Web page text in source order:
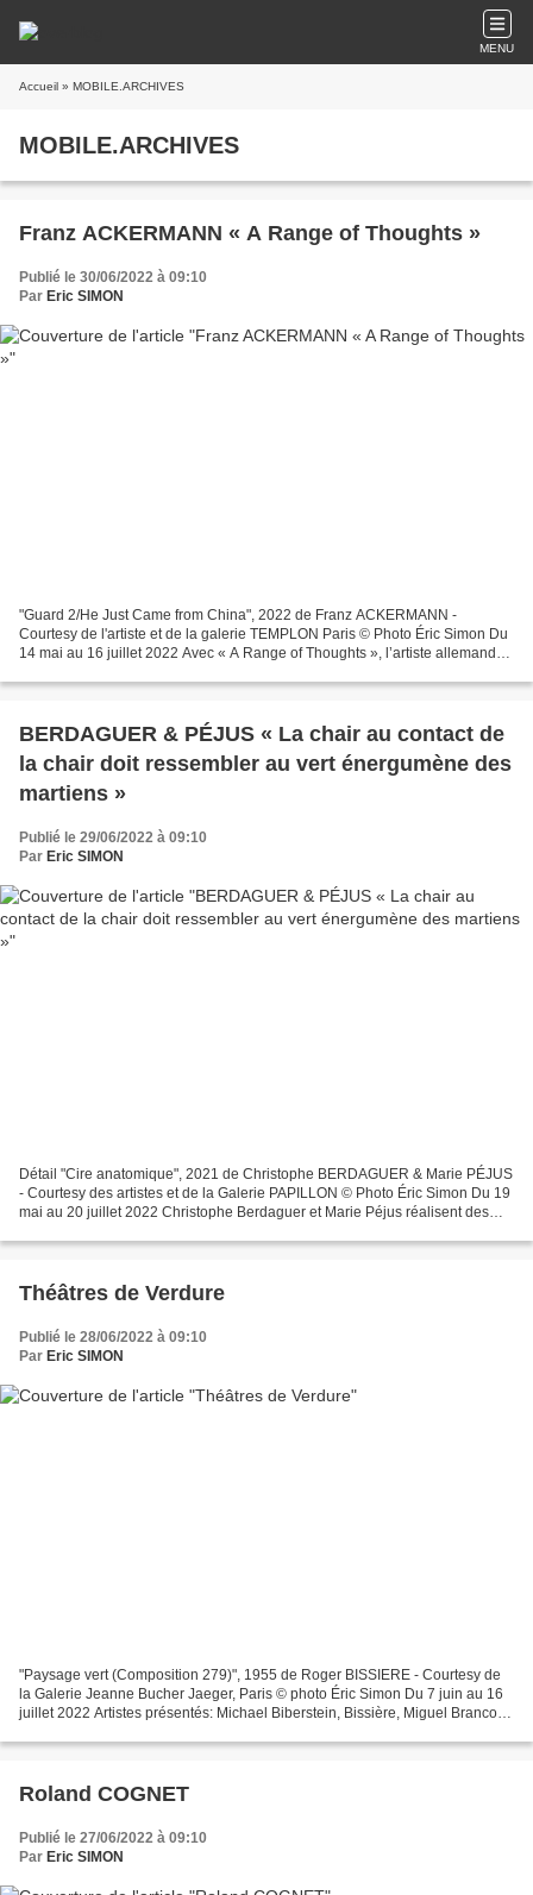
MENU
Accueil » MOBILE.ARCHIVES
MOBILE.ARCHIVES
Franz ACKERMANN « A Range of Thoughts »
Publié le 30/06/2022 à 09:10
Par Eric SIMON
"Guard 2/He Just Came from China", 2022 de Franz ACKERMANN -
Courtesy de l'artiste et de la galerie TEMPLON Paris © Photo Éric Simon Du
14 mai au 16 juillet 2022 Avec « A Range of Thoughts », l’artiste allemand
BERDAGUER & PÉJUS « La chair au contact de
la chair doit ressembler au vert énergumène des
martiens »
Publié le 29/06/2022 à 09:10
Par Eric SIMON
Détail "Cire anatomique", 2021 de Christophe BERDAGUER & Marie PÉJUS
- Courtesy des artistes et de la Galerie PAPILLON © Photo Éric Simon Du 19
mai au 20 juillet 2022 Christophe Berdaguer et Marie Péjus réalisent des
Théâtres de Verdure
Publié le 28/06/2022 à 09:10
Par Eric SIMON
"Paysage vert (Composition 279)", 1955 de Roger BISSIERE - Courtesy de
la Galerie Jeanne Bucher Jaeger, Paris © photo Éric Simon Du 7 juin au 16
juillet 2022 Artistes présentés: Michael Biberstein, Bissière, Miguel Branco,
Roland COGNET
Publié le 27/06/2022 à 09:10
Par Eric SIMON